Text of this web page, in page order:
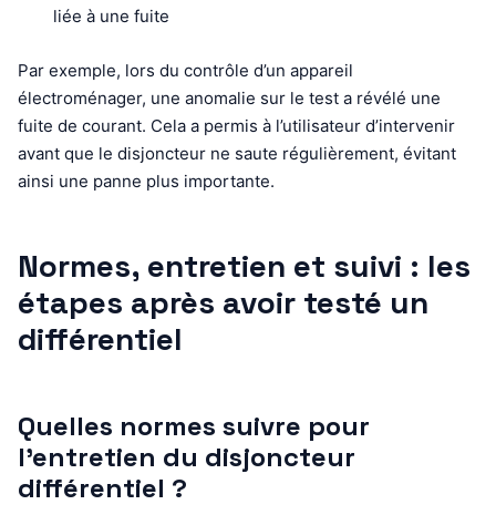
liée à une fuite
Par exemple, lors du contrôle d’un appareil
électroménager, une anomalie sur le test a révélé une
fuite de courant. Cela a permis à l’utilisateur d’intervenir
avant que le disjoncteur ne saute régulièrement, évitant
ainsi une panne plus importante.
Normes, entretien et suivi : les
étapes après avoir testé un
différentiel
Quelles normes suivre pour
l’entretien du disjoncteur
différentiel ?